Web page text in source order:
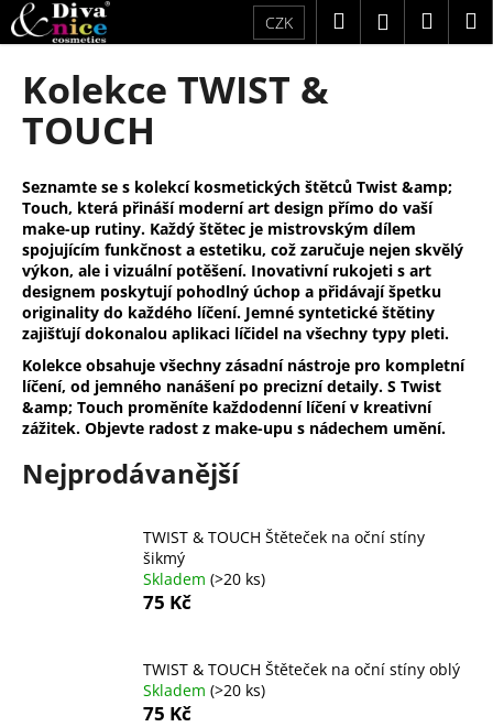
Přejít
na
obsah
CZK HledatPřihlášení
Kolekce TWIST &
TOUCH
Seznamte se s kolekcí kosmetických štětců Twist &amp;
Touch, která přináší moderní art design přímo do vaší
make-up rutiny. Každý štětec je mistrovským dílem
spojujícím funkčnost a estetiku, což zaručuje nejen skvělý
výkon, ale i vizuální potěšení. Inovativní rukojeti s art
designem poskytují pohodlný úchop a přidávají špetku
originality do každého líčení. Jemné syntetické štětiny
zajišťují dokonalou aplikaci líčidel na všechny typy pleti.
Kolekce obsahuje všechny zásadní nástroje pro kompletní
líčení, od jemného nanášení po precizní detaily. S Twist
&amp; Touch proměníte každodenní líčení v kreativní
zážitek. Objevte radost z make-upu s nádechem umění.
Nejprodávanější
TWIST & TOUCH Štěteček na oční stíny
šikmý
Skladem (>20 ks)
75 Kč
TWIST & TOUCH Štěteček na oční stíny oblý
Skladem (>20 ks)
75 Kč
K
o
C
o
p
o
t
ř
e
b
u
j
e
t
e
n